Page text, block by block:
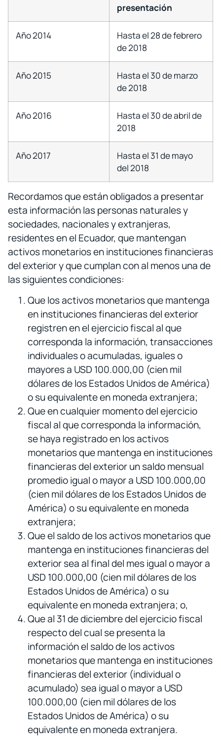
presentación
Año 2014
Hasta el 28 de febrero
de 2018
Año 2015
Hasta el 30 de marzo
de 2018
Año 2016
Hasta el 30 de abril de
2018
Año 2017
Hasta el 31 de mayo
del 2018
Recordamos que están obligados a presentar
esta información las personas naturales y
sociedades, nacionales y extranjeras,
residentes en el Ecuador, que mantengan
activos monetarios en instituciones financieras
del exterior y que cumplan con al menos una de
las siguientes condiciones:
Que los activos monetarios que mantenga
en instituciones financieras del exterior
registren en el ejercicio fiscal al que
corresponda la información, transacciones
individuales o acumuladas, iguales o
mayores a USD 100.000,00 (cien mil
dólares de los Estados Unidos de América)
o su equivalente en moneda extranjera;
Que en cualquier momento del ejercicio
fiscal al que corresponda la información,
se haya registrado en los activos
monetarios que mantenga en instituciones
financieras del exterior un saldo mensual
promedio igual o mayor a USD 100.000,00
(cien mil dólares de los Estados Unidos de
América) o su equivalente en moneda
extranjera;
Que el saldo de los activos monetarios que
mantenga en instituciones financieras del
exterior sea al final del mes igual o mayor a
USD 100.000,00 (cien mil dólares de los
Estados Unidos de América) o su
equivalente en moneda extranjera; o,
Que al 31 de diciembre del ejercicio fiscal
respecto del cual se presenta la
información el saldo de los activos
monetarios que mantenga en instituciones
financieras del exterior (individual o
acumulado) sea igual o mayor a USD
100.000,00 (cien mil dólares de los
Estados Unidos de América) o su
equivalente en moneda extranjera.